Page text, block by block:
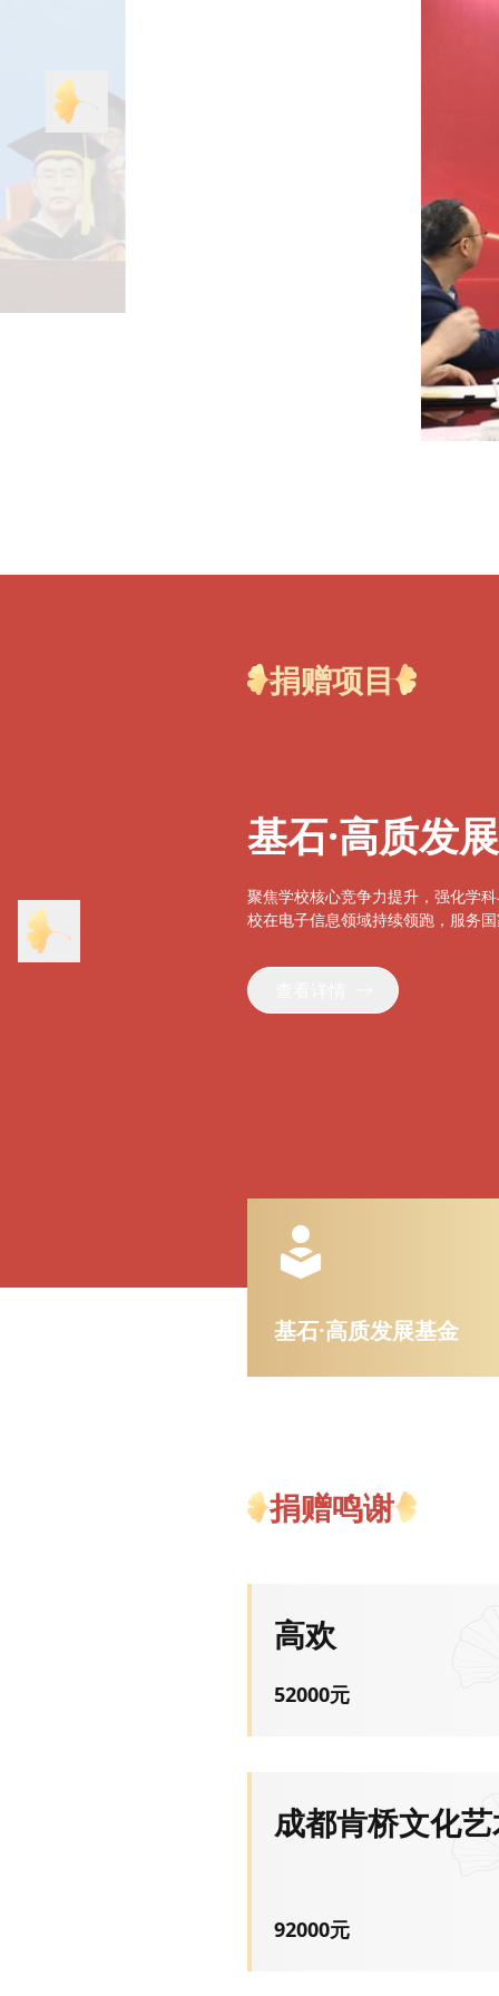
捐赠项目
基石·高质发
聚焦学校核心竞争力提升，强化学
校在电子信息领域持续领跑，服务
基石·高质发展基金
捐赠鸣谢
高欢
52000元
成都肯桥文化
92000元